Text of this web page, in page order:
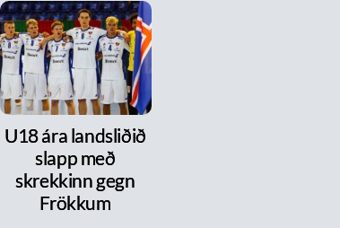
U18 ára landsliðið
slapp með
skrekkinn gegn
Frökkum